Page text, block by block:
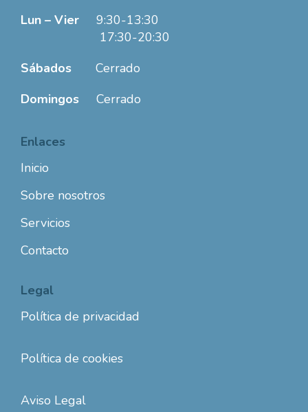
Lun – Vier
9:30-13:30
17:30-20:30
Sábados
Cerrado
Domingos
Cerrado
Enlaces
Inicio
Sobre nosotros
Servicios
Contacto
Legal
Política de privacidad
Política de cookies
Aviso Legal